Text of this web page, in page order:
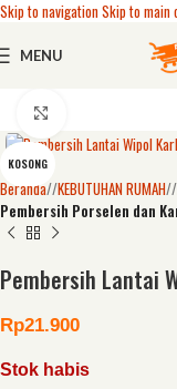
Skip to navigationSkip to main
MENU
KOSONG
Beranda/ KEBUTUHAN RUMAH/
Pembersih Porselen dan
Pembersih Lantai
Rp21.900
Stok habis